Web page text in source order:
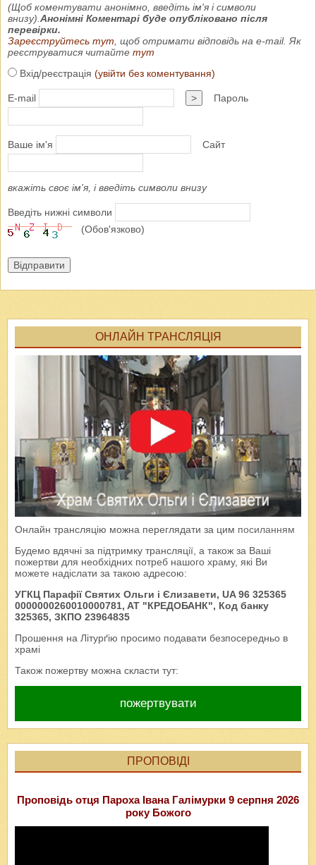
(Щоб коментувати анонімно, введіть ім'я і символи
внизу). Анонімні Коментарі буде опубліковано після
перевірки.
Зареєструйтесь тут , щоб отримати відповідь на e-mail. Як
реєструватися читайте тут
Вхід/реєстрація (увійти без коментування)
E-mail > Пароль
Ваше ім'я Сайт
вкажіть своє ім'я, і введіть символи внизу
Введіть нижні символи
(Обов'язково)
Відправити
ОНЛАЙН ТРАНСЛЯЦІЯ
Онлайн трансляцію можна переглядати за цим посиланням
Будемо вдячні за підтримку трансляції, а також за Ваші
пожертви для необхідних потреб нашого храму, які Ви
можете надіслати за такою адресою:
УГКЦ Парафії Святих Ольги і Єлизавети, UA 96 325365
0000000260010000781, AT "КРЕДОБАНК", Код банку
325365, ЗКПО 23964835
Прошення на Літурґію просимо подавати безпосередньо в
храмі
Також пожертву можна скласти тут:
пожертвувати
ПРОПОВІДІ
Проповідь отця Пароха Івана Галімурки 9 серпня 2026
року Божого